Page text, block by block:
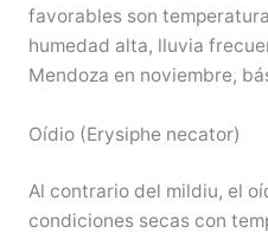
favorables son
humedad alta, lluvia
Mendoza en noviembre,
Oídio (Erysiphe necator)
Al contrario del mildiu, el
condiciones secas con